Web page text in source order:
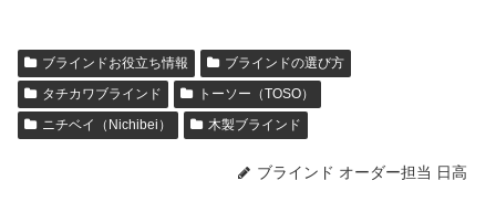
ブラインドお役立ち情報
ブラインドの選び方
タチカワブラインド
トーソー（TOSO）
ニチベイ（Nichibei）
木製ブラインド
ブラインド オーダー担当 日高